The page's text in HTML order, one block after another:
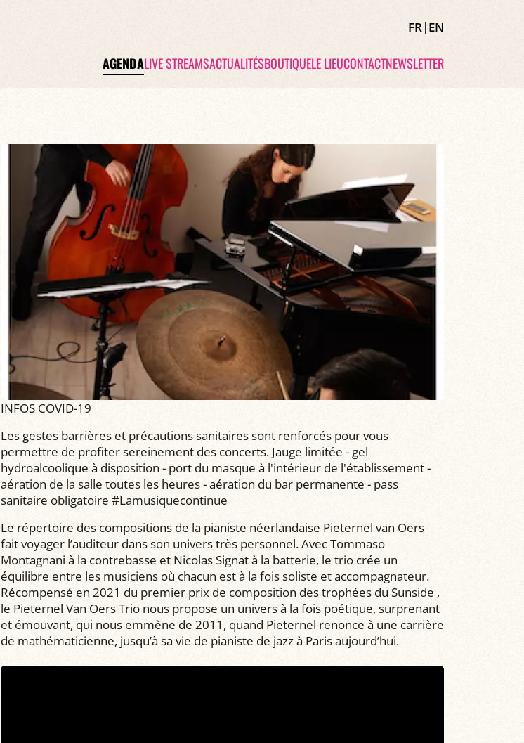
FR|EN
AGENDALIVE STREAMSACTUALITÉSBOUTIQUELE LIEUCONTACTNEWSLETTER
INFOS COVID-19
Les gestes barrières et précautions sanitaires sont renforcés pour vous
permettre de profiter sereinement des concerts. Jauge limitée - gel
hydroalcoolique à disposition - port du masque à l'intérieur de l'établissement -
aération de la salle toutes les heures - aération du bar permanente - pass
sanitaire obligatoire #Lamusiquecontinue
Le répertoire des compositions de la pianiste néerlandaise Pieternel van Oers
fait voyager l’auditeur dans son univers très personnel. Avec Tommaso
Montagnani à la contrebasse et Nicolas Signat à la batterie, le trio crée un
équilibre entre les musiciens où chacun est à la fois soliste et accompagnateur.
Récompensé en 2021 du premier prix de composition des trophées du Sunside ,
le Pieternel Van Oers Trio nous propose un univers à la fois poétique, surprenant
et émouvant, qui nous emmène de 2011, quand Pieternel renonce à une carrière
de mathématicienne, jusqu’à sa vie de pianiste de jazz à Paris aujourd’hui.